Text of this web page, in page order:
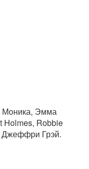
Моника, Эмма
Holmes, Robbie
Джеффри Грэй.